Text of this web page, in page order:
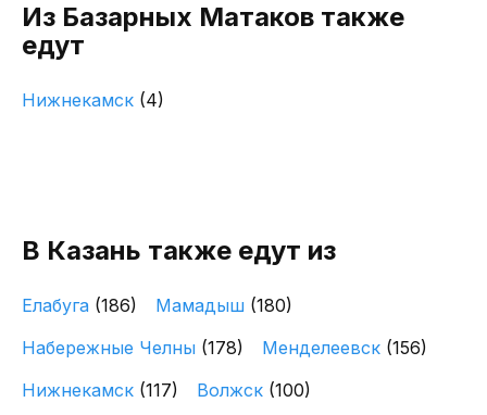
Из Базарных Матаков также
едут
Нижнекамск (4)
В Казань также едут из
Елабуга (186) Мамадыш (180)
Набережные Челны (178) Менделеевск (156)
Нижнекамск (117) Волжск (100)